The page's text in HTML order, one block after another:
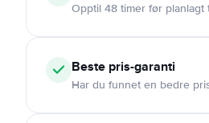
Opptil 48 timer før planlagt
Beste pris-garanti
Har du funnet en bedre